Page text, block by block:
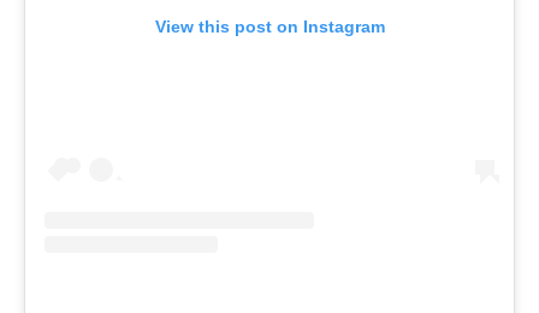
View this post on Instagram